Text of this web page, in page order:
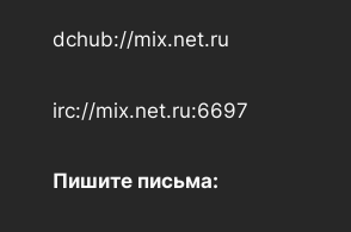
dchub://mix.net.ru
irc://mix.net.ru:6697
Пишите письма: